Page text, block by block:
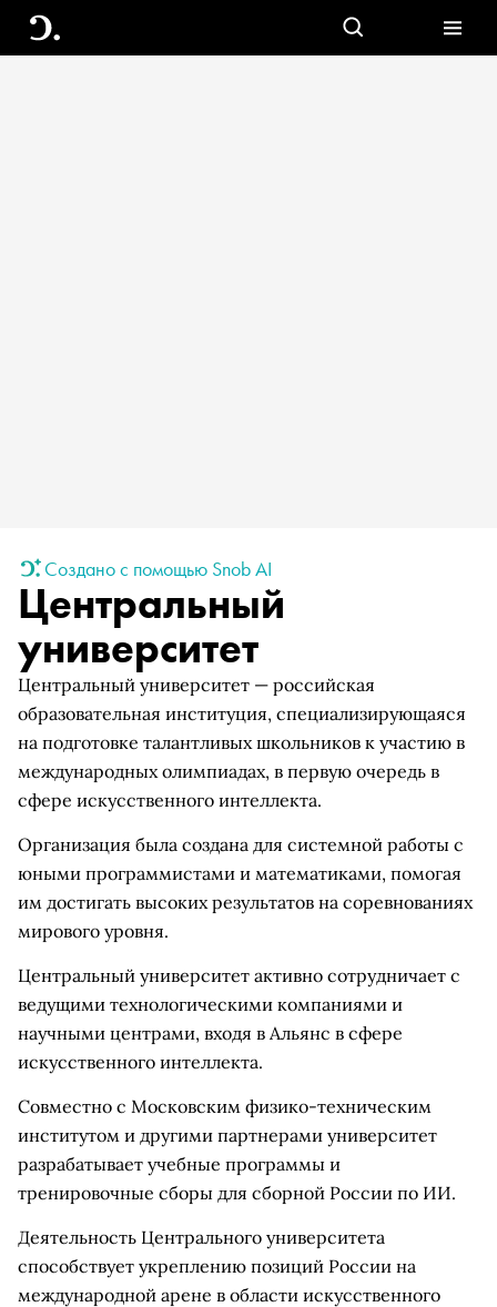
Создано с помощью Snob AI
Центральный
университет
Центральный университет — российская
образовательная институция, специализирующаяся
на подготовке талантливых школьников к участию в
международных олимпиадах, в первую очередь в
сфере искусственного интеллекта.
Организация была создана для системной работы с
юными программистами и математиками, помогая
им достигать высоких результатов на соревнованиях
мирового уровня.
Центральный университет активно сотрудничает с
ведущими технологическими компаниями и
научными центрами, входя в Альянс в сфере
искусственного интеллекта.
Совместно с Московским физико-техническим
институтом и другими партнерами университет
разрабатывает учебные программы и
тренировочные сборы для сборной России по ИИ.
Деятельность Центрального университета
способствует укреплению позиций России на
международной арене в области искусственного